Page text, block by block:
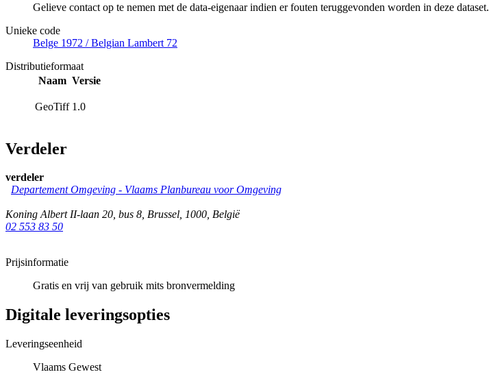
Gelieve contact op te nemen met de data-eigenaar indien er fouten teruggevonden worden in deze dataset.
Unieke code
Belge 1972 / Belgian Lambert 72
Distributieformaat
Naam Versie
GeoTiff 1.0
Verdeler
verdeler
Departement Omgeving - Vlaams Planbureau voor Omgeving
Koning Albert II-laan 20, bus 8, Brussel, 1000, België
02 553 83 50
Prijsinformatie
Gratis en vrij van gebruik mits bronvermelding
Digitale leveringsopties
Leveringseenheid
Vlaams Gewest